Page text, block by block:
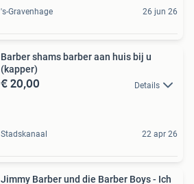
's-Gravenhage 26 jun 26
Barber shams barber aan huis bij u
(kapper)
€ 20,00 Details
Stadskanaal 22 apr 26
Jimmy Barber und die Barber Boys - Ich